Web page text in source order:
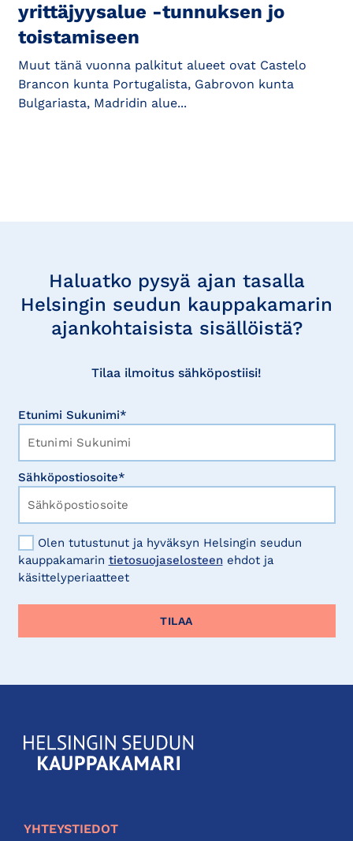
yrittäjyysalue -tunnuksen jo
toistamiseen
Muut tänä vuonna palkitut alueet ovat Castelo
Brancon kunta Portugalista, Gabrovon kunta
Bulgariasta, Madridin alue...
Haluatko pysyä ajan tasalla
Helsingin seudun kauppakamarin
ajankohtaisista sisällöistä?
Tilaa ilmoitus sähköpostiisi!
Etunimi Sukunimi*
Sähköpostiosoite*
Olen tutustunut ja hyväksyn Helsingin seudun
kauppakamarin tietosuojaselosteen ehdot ja
käsittelyperiaatteet
KauppakamariHelsingin
seudun
YHTEYSTIEDOT